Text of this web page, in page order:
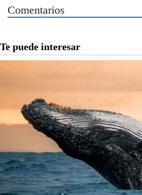
Comentarios